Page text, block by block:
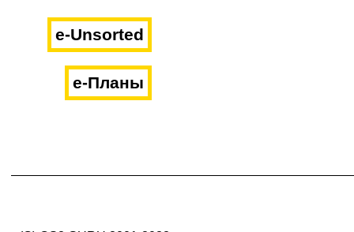
e-Unsorted
e-Планы